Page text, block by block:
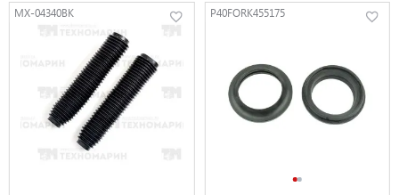
MX-04340BK P40FORK455175